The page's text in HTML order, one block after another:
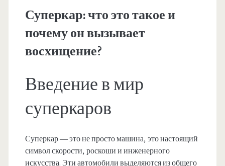
Суперкар: что это такое и
почему он вызывает
восхищение?
Введение в мир
суперкаров
Суперкар — это не просто машина, это настоящий
символ скорости, роскоши и инженерного
искусства. Эти автомобили выделяются из общего